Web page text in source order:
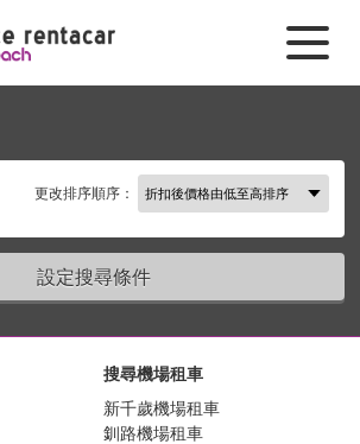
更改排序順序：
設定搜尋條件
搜尋機場租車
新千歲機場租車
釧路機場租車